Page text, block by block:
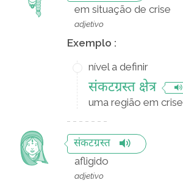
em situação de crise
adjetivo
Exemplo :
nível a definir
संकटग्रस्त क्षेत्र
uma região em crise
संकटग्रस्त
afligido
adjetivo